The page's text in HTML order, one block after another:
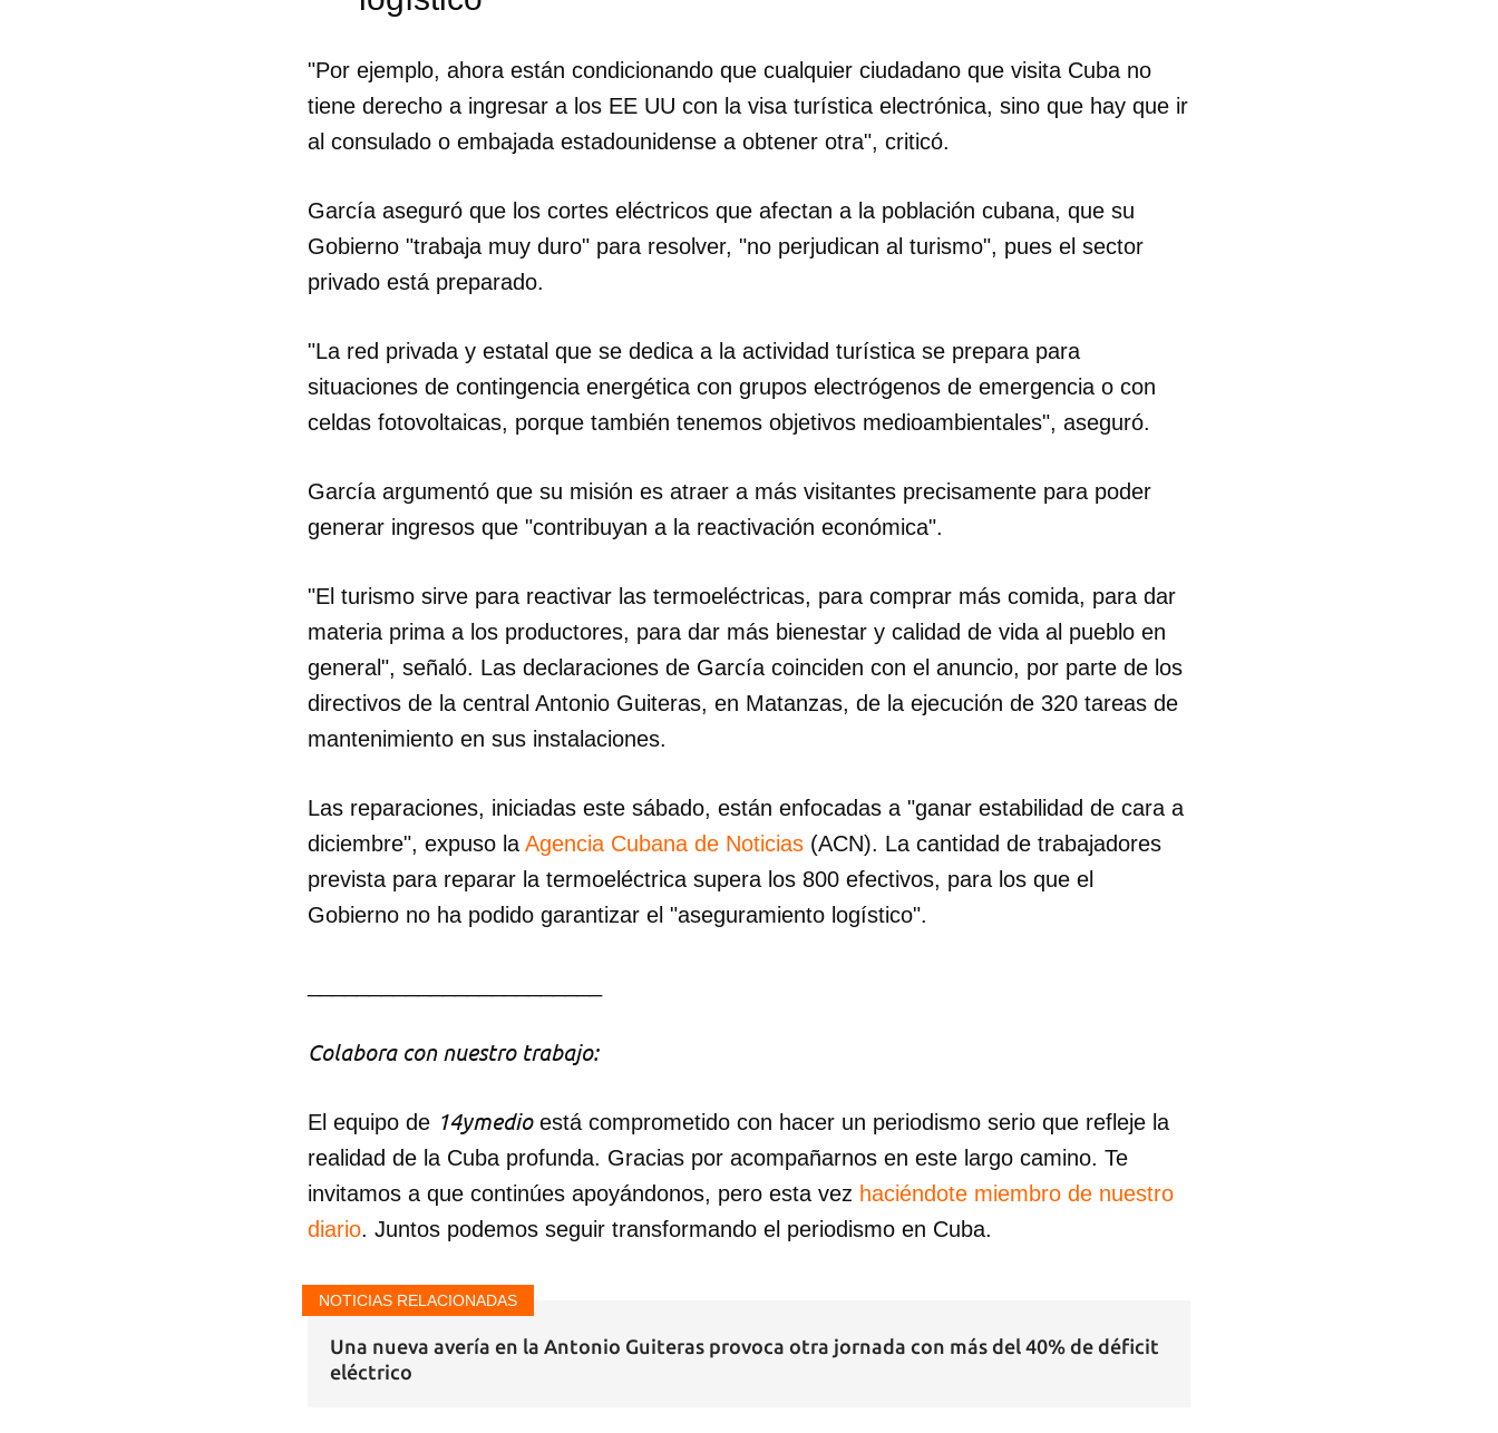
"Por ejemplo, ahora están condicionando que cualquier ciudadano que visita Cuba no
tiene derecho a ingresar a los EE UU con la visa turística electrónica, sino que hay que ir
al consulado o embajada estadounidense a obtener otra", criticó.
García aseguró que los cortes eléctricos que afectan a la población cubana, que su
Gobierno "trabaja muy duro" para resolver, "no perjudican al turismo", pues el sector
privado está preparado.
"La red privada y estatal que se dedica a la actividad turística se prepara para
situaciones de contingencia energética con grupos electrógenos de emergencia o con
celdas fotovoltaicas, porque también tenemos objetivos medioambientales", aseguró.
García argumentó que su misión es atraer a más visitantes precisamente para poder
generar ingresos que "contribuyan a la reactivación económica".
"El turismo sirve para reactivar las termoeléctricas, para comprar más comida, para dar
materia prima a los productores, para dar más bienestar y calidad de vida al pueblo en
general", señaló. Las declaraciones de García coinciden con el anuncio, por parte de los
directivos de la central Antonio Guiteras, en Matanzas, de la ejecución de 320 tareas de
mantenimiento en sus instalaciones.
Las reparaciones, iniciadas este sábado, están enfocadas a "ganar estabilidad de cara a
diciembre", expuso la Agencia Cubana de Noticias (ACN). La cantidad de trabajadores
prevista para reparar la termoeléctrica supera los 800 efectivos, para los que el
Gobierno no ha podido garantizar el "aseguramiento logístico".
Colabora con nuestro trabajo:
El equipo de 14ymedioestá comprometido con hacer un periodismo serio que refleje la
realidad de la Cuba profunda. Gracias por acompañarnos en este largo camino. Te
invitamos a que continúes apoyándonos, pero esta vez haciéndote miembro de nuestro
diario. Juntos podemos seguir transformando el periodismo en Cuba.
NOTICIAS RELACIONADAS
Una nueva avería en la Antonio Guiteras provoca otra jornada con más del 40% de déficit
eléctrico